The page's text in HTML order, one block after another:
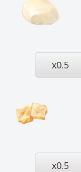
x0.5
x0.5